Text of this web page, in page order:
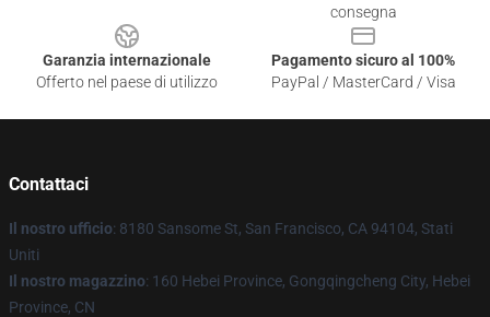
consegna
Garanzia internazionale
Offerto nel paese di utilizzo
Pagamento sicuro al 100%
PayPal / MasterCard / Visa
Contattaci
Il nostro ufficio: 8180 Sansome St, San Francisco, CA 94104, Stati
Uniti
Il nostro magazzino: 160 Hebei Province, Gongqingcheng City, Hebei
Province, CN